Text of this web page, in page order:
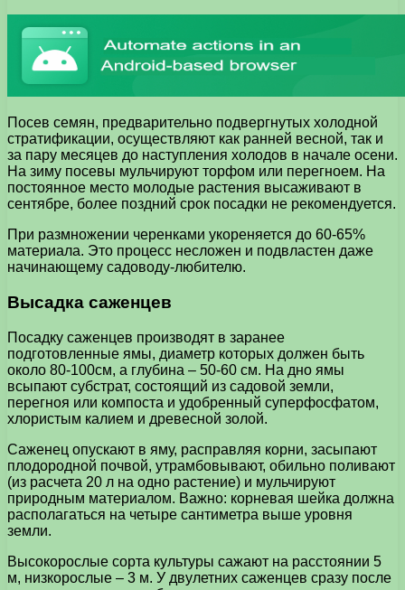
Посев семян, предварительно подвергнутых холодной
стратификации, осуществляют как ранней весной, так и
за пару месяцев до наступления холодов в начале осени.
На зиму посевы мульчируют торфом или перегноем. На
постоянное место молодые растения высаживают в
сентябре, более поздний срок посадки не рекомендуется.
При размножении черенками укореняется до 60-65%
материала. Это процесс несложен и подвластен даже
начинающему садоводу-любителю.
Высадка саженцев
Посадку саженцев производят в заранее
подготовленные ямы, диаметр которых должен быть
около 80-100см, а глубина – 50-60 см. На дно ямы
всыпают субстрат, состоящий из садовой земли,
перегноя или компоста и удобренный суперфосфатом,
хлористым калием и древесной золой.
Саженец опускают в яму, расправляя корни, засыпают
плодородной почвой, утрамбовывают, обильно поливают
(из расчета 20 л на одно растение) и мульчируют
природным материалом. Важно: корневая шейка должна
располагаться на четыре сантиметра выше уровня
земли.
Высокорослые сорта культуры сажают на расстоянии 5
м, низкорослые – 3 м. У двулетних саженцев сразу после